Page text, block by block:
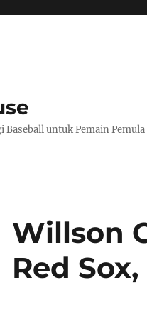
Baseball untuk Pemain Pemula
Willson
Red